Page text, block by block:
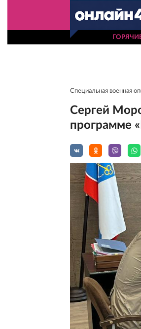
Специальная военная
Сергей
программе